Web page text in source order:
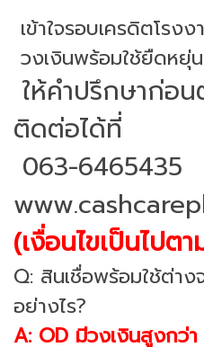
เข้าใจรอบเครดิตโรงง
วงเงินพร้อมใช้ยืดหยุ่น
ให้คำปรึกษาก่อ
ติดต่อได้ที่
063-6465435
(เงื่อนไขเป็นไปต
Q: สินเชื่อพร้อมใช้ต่า
อย่างไร?
A: OD มีวงเงินสูงกว่า